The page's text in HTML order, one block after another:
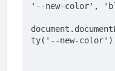
'--new-color' ,
document
ty( '--new-color'